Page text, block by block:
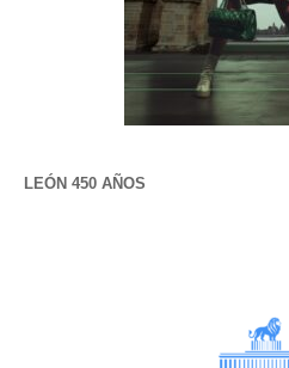
LEÓN 450 AÑOS